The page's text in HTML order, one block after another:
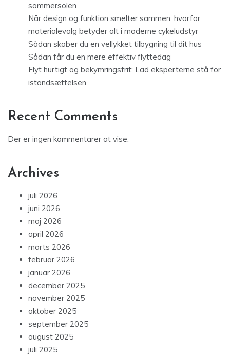
sommersolen
Når design og funktion smelter sammen: hvorfor
materialevalg betyder alt i moderne cykeludstyr
Sådan skaber du en vellykket tilbygning til dit hus
Sådan får du en mere effektiv flyttedag
Flyt hurtigt og bekymringsfrit: Lad eksperterne stå for
istandsættelsen
Recent Comments
Der er ingen kommentarer at vise.
Archives
juli 2026
juni 2026
maj 2026
april 2026
marts 2026
februar 2026
januar 2026
december 2025
november 2025
oktober 2025
september 2025
august 2025
juli 2025